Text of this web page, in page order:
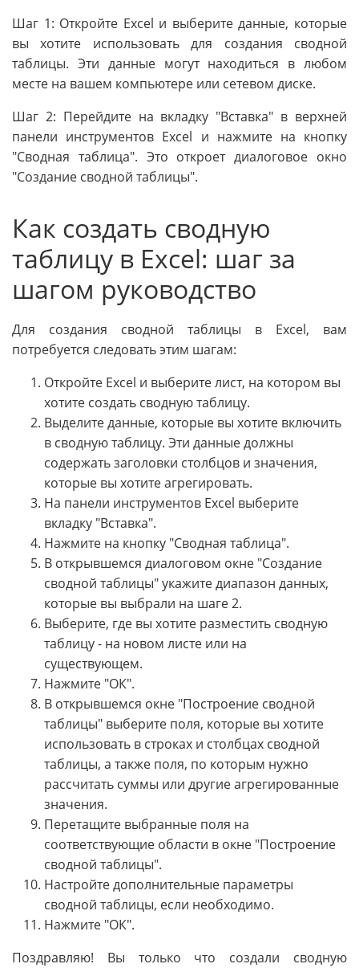
Шаг 1: Откройте Excel и выберите данные, которые
вы хотите использовать для создания сводной
таблицы. Эти данные могут находиться в любом
месте на вашем компьютере или сетевом диске.
Шаг 2: Перейдите на вкладку "Вставка" в верхней
панели инструментов Excel и нажмите на кнопку
"Сводная таблица". Это откроет диалоговое окно
"Создание сводной таблицы".
Как создать сводную
таблицу в Excel: шаг за
шагом руководство
Для создания сводной таблицы в Excel, вам
потребуется следовать этим шагам:
Откройте Excel и выберите лист, на котором вы
хотите создать сводную таблицу.
Выделите данные, которые вы хотите включить
в сводную таблицу. Эти данные должны
содержать заголовки столбцов и значения,
которые вы хотите агрегировать.
На панели инструментов Excel выберите
вкладку "Вставка".
Нажмите на кнопку "Сводная таблица".
В открывшемся диалоговом окне "Создание
сводной таблицы" укажите диапазон данных,
которые вы выбрали на шаге 2.
Выберите, где вы хотите разместить сводную
таблицу - на новом листе или на
существующем.
Нажмите "ОК".
В открывшемся окне "Построение сводной
таблицы" выберите поля, которые вы хотите
использовать в строках и столбцах сводной
таблицы, а также поля, по которым нужно
рассчитать суммы или другие агрегированные
значения.
Перетащите выбранные поля на
соответствующие области в окне "Построение
сводной таблицы".
Настройте дополнительные параметры
сводной таблицы, если необходимо.
Нажмите "ОК".
Поздравляю! Вы только что создали сводную